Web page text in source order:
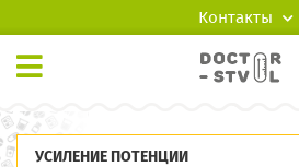
Контакты
УСИЛЕНИЕ ПОТЕНЦИИ